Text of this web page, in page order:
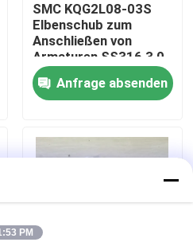
SMC KQG2L08-03S
Elbenschub zum
Anschließen von
Armaturen SS316 3,0
MPa
Anfrage absenden
PM